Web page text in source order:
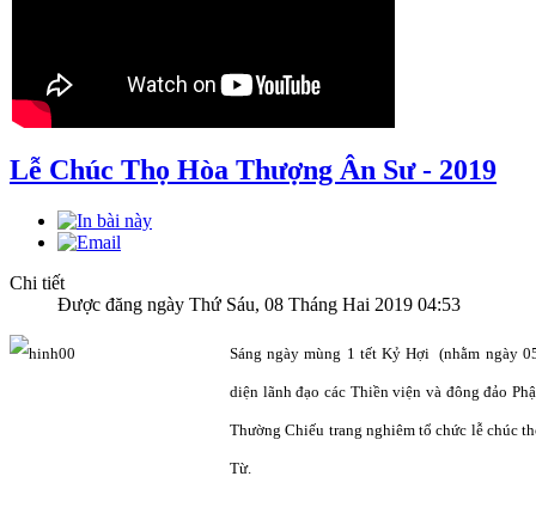
Lễ Chúc Thọ Hòa Thượng Ân Sư - 2019
Chi tiết
Được đăng ngày Thứ Sáu, 08 Tháng Hai 2019 04:53
Sáng ngày mùng 1 tết Kỷ Hợi (nhằm ngày
diện lãnh đạo các Thiền viện và đông đảo
Thường Chiếu trang nghiêm tổ chức lễ chúc
Từ.